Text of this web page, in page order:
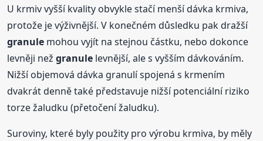
U krmiv vyšší kvality obvykle stačí menší dávka krmiva,
protože je výživnější. V konečném důsledku pak dražší
granule mohou vyjít na stejnou částku, nebo dokonce
levněji nežgranule levnější, ale s vyšším dávkováním.
Nižší objemová dávka granulí spojená s krmením
dvakrát denně také představuje nižší potenciální riziko
torze žaludku (přetočení žaludku).
Suroviny, které byly použity pro výrobu krmiva, by měly